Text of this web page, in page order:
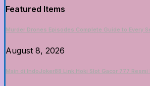
Featured Items
Murder Drones Episodes Complete Guide to Every
August 8, 2026
Main di IndoJoker88 Link Hoki Slot Gacor 777 Resmi